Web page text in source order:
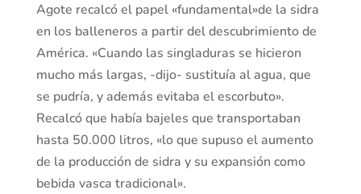
Agote recalcó el papel «fundamental»de la sidra
en los balleneros a partir del descubrimiento de
América. «Cuando las singladuras se hicieron
mucho más largas, -dijo- sustituía al agua, que
se pudría, y además evitaba el escorbuto».
Recalcó que había bajeles que transportaban
hasta 50.000 litros, «lo que supuso el aumento
de la producción de sidra y su expansión como
bebida vasca tradicional».